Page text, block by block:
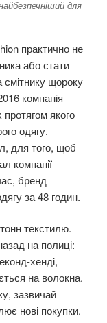
для
практично не
або стати
смітнику щороку
компанія
якого
одягу.
для того, щоб
компанії
бренд
за 48 годин.
текстилю.
на полиці:
хенді,
на волокна.
зазвичай
нові покупки.